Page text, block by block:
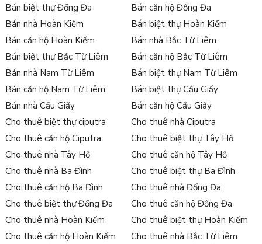
Bán biệt thự Đống Đa
Bán căn hộ Đống Đa
Bán nhà Hoàn Kiếm
Bán biệt thự Hoàn Kiếm
Bán căn hộ Hoàn Kiếm
Bán nhà Bắc Từ Liêm
Bán biệt thự Bắc Từ Liêm
Bán căn hộ Bắc Từ Liêm
Bán nhà Nam Từ Liêm
Bán biệt thự Nam Từ Liêm
Bán căn hộ Nam Từ Liêm
Bán biệt thự Cầu Giấy
Bán nhà Cầu Giấy
Bán căn hộ Cầu Giấy
Cho thuê biệt thự ciputra
Cho thuê nhà Ciputra
Cho thuê căn hộ Ciputra
Cho thuê biệt thự Tây Hồ
Cho thuê nhà Tây Hồ
Cho thuê căn hộ Tây Hồ
Cho thuê nhà Ba Đình
Cho thuê biệt thự Ba Đình
Cho thuê căn hộ Ba Đình
Cho thuê nhà Đống Đa
Cho thuê biệt thự Đống Đa
Cho thuê căn hộ Đống Đa
Cho thuê nhà Hoàn Kiếm
Cho thuê biệt thự Hoàn Kiếm
Cho thuê căn hộ Hoàn Kiếm
Cho thuê nhà Bắc Từ Liêm